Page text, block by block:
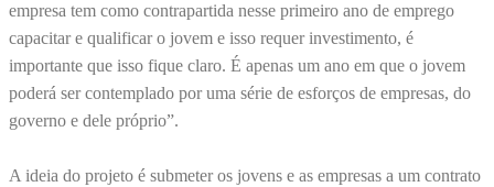
empresa tem como contrapartida nesse primeiro ano de emprego
capacitar e qualificar o jovem e isso requer investimento, é
importante que isso fique claro. É apenas um ano em que o jovem
poderá ser contemplado por uma série de esforços de empresas, do
governo e dele próprio”.
A ideia do projeto é submeter os jovens e as empresas a um contrato